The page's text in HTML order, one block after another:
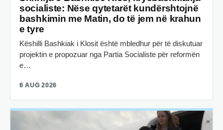
socialiste: Nëse qytetarët kundërshtojnë
bashkimin me Matin, do të jem në krahun
e tyre
Këshilli Bashkiak i Klosit është mbledhur për të diskutuar
projektin e propozuar nga Partia Socialiste për reformën
e…
6 AUG 2026